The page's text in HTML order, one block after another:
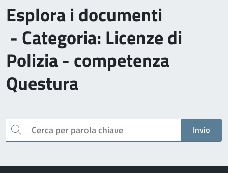
Esplora i documenti
- Categoria: Licenze di
Polizia - competenza
Questura
Cerca Invio